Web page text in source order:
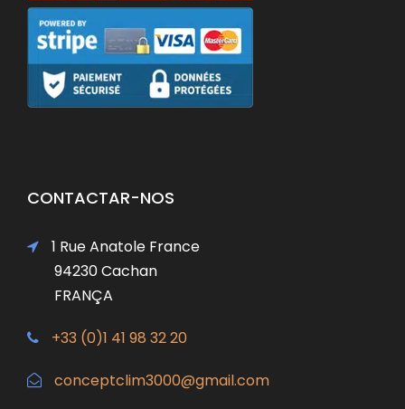
CONTACTAR-NOS
1 Rue Anatole France
94230 Cachan
FRANÇA
+33 (0)1 41 98 32 20
conceptclim3000@gmail.com